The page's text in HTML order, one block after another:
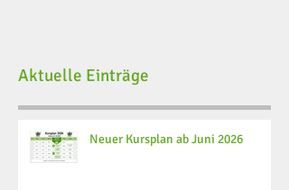
Aktuelle Einträge
Neuer Kursplan ab Juni 2026